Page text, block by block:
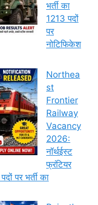
भर्ती का
1213 पदों
पर
नोटिफिकेश
Northea
st
Frontier
Railway
Vacancy
2026:
नॉर्थईस्ट
फ्रंटियर
पर भर्ती का